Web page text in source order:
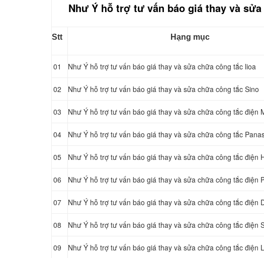
Như Ý hỗ trợ tư vấn báo giá thay và
Stt Hạng mục
01 Như Ý hỗ trợ tư vấn báo giá thay và sửa chữa công tắc lioa
02 Như Ý hỗ trợ tư vấn báo giá thay và sửa chữa công tắc Sino
03 Như Ý hỗ trợ tư vấn báo giá thay và sửa chữa công tắc điện
04 Như Ý hỗ trợ tư vấn báo giá thay và sửa chữa công tắc
05 Như Ý hỗ trợ tư vấn báo giá thay và sửa chữa công tắc điện
06 Như Ý hỗ trợ tư vấn báo giá thay và sửa chữa công tắc điện
07 Như Ý hỗ trợ tư vấn báo giá thay và sửa chữa công tắc điện
08 Như Ý hỗ trợ tư vấn báo giá thay và sửa chữa công tắc điện
09 Như Ý hỗ trợ tư vấn báo giá thay và sửa chữa công tắc điện